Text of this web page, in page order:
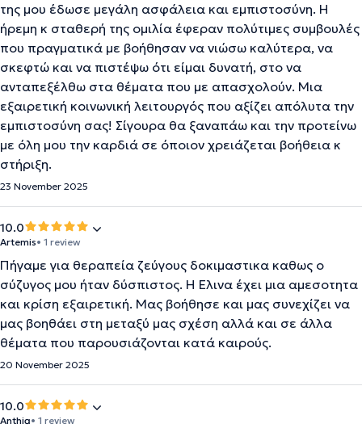
της μου έδωσε μεγάλη ασφάλεια και εμπιστοσύνη. Η
ήρεμη κ σταθερή της ομιλία έφεραν πολύτιμες συμβουλές
που πραγματικά με βοήθησαν να νιώσω καλύτερα, να
σκεφτώ και να πιστέψω ότι είμαι δυνατή, στο να
ανταπεξέλθω στα θέματα που με απασχολούν. Μια
εξαιρετική κοινωνική λειτουργός που αξίζει απόλυτα την
εμπιστοσύνη σας! Σίγουρα θα ξαναπάω και την προτείνω
με όλη μου την καρδιά σε όποιον χρειάζεται βοήθεια κ
στήριξη.
23 November 2025
10.0
Artemis• 1 review
Πήγαμε για θεραπεία ζεύγους δοκιμαστικα καθως ο
σύζυγος μου ήταν δύσπιστος. Η Ελινα έχει μια αμεσοτητα
και κρίση εξαιρετική. Μας βοήθησε και μας συνεχίζει να
μας βοηθάει στη μεταξύ μας σχέση αλλά και σε άλλα
θέματα που παρουσιάζονται κατά καιρούς.
20 November 2025
10.0
Anthia• 1 review